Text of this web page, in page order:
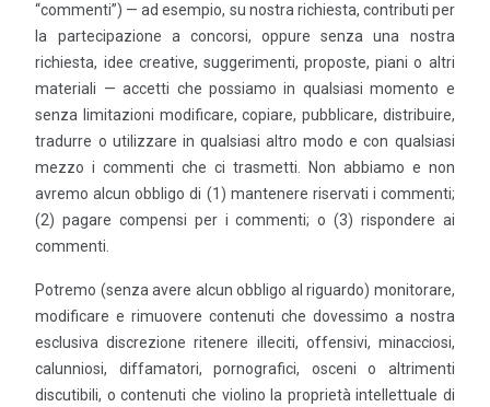
“commenti”) — ad esempio, su nostra richiesta, contributi per
la partecipazione a concorsi, oppure senza una nostra
richiesta, idee creative, suggerimenti, proposte, piani o altri
materiali — accetti che possiamo in qualsiasi momento e
senza limitazioni modificare, copiare, pubblicare, distribuire,
tradurre o utilizzare in qualsiasi altro modo e con qualsiasi
mezzo i commenti che ci trasmetti. Non abbiamo e non
avremo alcun obbligo di (1) mantenere riservati i commenti;
(2) pagare compensi per i commenti; o (3) rispondere ai
commenti.
Potremo (senza avere alcun obbligo al riguardo) monitorare,
modificare e rimuovere contenuti che dovessimo a nostra
esclusiva discrezione ritenere illeciti, offensivi, minacciosi,
calunniosi, diffamatori, pornografici, osceni o altrimenti
discutibili, o contenuti che violino la proprietà intellettuale di